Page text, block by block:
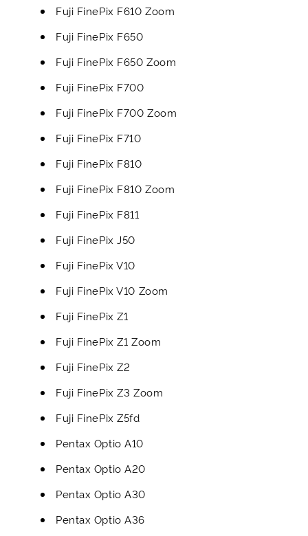
Fuji FinePix F610 Zoom
Fuji FinePix F650
Fuji FinePix F650 Zoom
Fuji FinePix F700
Fuji FinePix F700 Zoom
Fuji FinePix F710
Fuji FinePix F810
Fuji FinePix F810 Zoom
Fuji FinePix F811
Fuji FinePix J50
Fuji FinePix V10
Fuji FinePix V10 Zoom
Fuji FinePix Z1
Fuji FinePix Z1 Zoom
Fuji FinePix Z2
Fuji FinePix Z3 Zoom
Fuji FinePix Z5fd
Pentax Optio A10
Pentax Optio A20
Pentax Optio A30
Pentax Optio A36